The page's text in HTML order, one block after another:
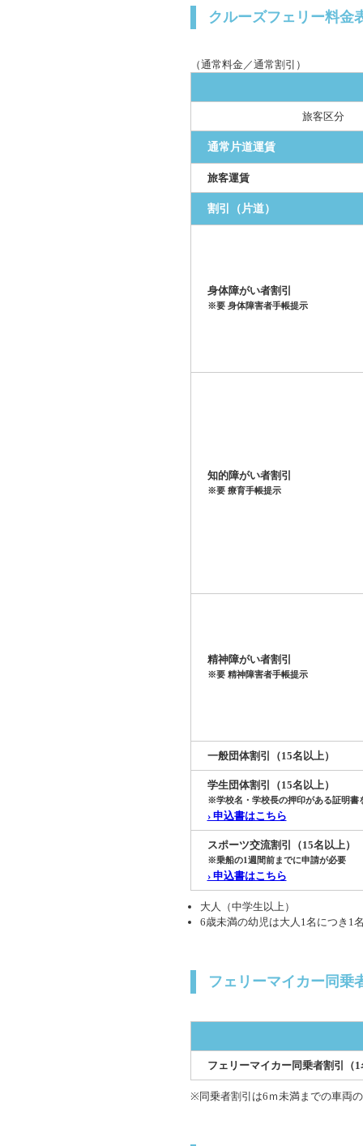
クルーズフェリー料金
（通常料金／通常割引）
旅客区分
通常片道運賃
旅客運賃
割引（片道）
身体障がい者割引
※要 身体障害者手帳提示
知的障がい者割引
※要 療育手帳提示
精神障がい者割引
※要 精神障害者手帳提示
一般団体割引（15名以上）
学生団体割引（15名以上）
※学校名・学校長の押印がある証明書
› 申込書はこちら
スポーツ交流割引（15名以上）
※乗船の1週間前までに申請が必要
› 申込書はこちら
大人（中学生以上）
6歳未満の幼児は大人1名につき1
フェリーマイカー同乗
フェリーマイカー同乗者割引（1
同乗者割引は6ｍ未満までの車両